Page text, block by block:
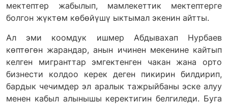
мектептер жабылып, мамлекеттик мектептерге
болгон жүктөм көбөйүшү ыктымал экенин айтты.
Ал эми коомдук ишмер Абдывахап Нурбаев
көптөгөн жарандар, анын ичинен мекенине кайтып
келген мигранттар эмгектенген чакан жана орто
бизнести колдоо керек деген пикирин билдирип,
бардык чечимдер эл аралык тажрыйбаны эске алуу
менен кабыл алынышы керектигин белгиледи. Буга